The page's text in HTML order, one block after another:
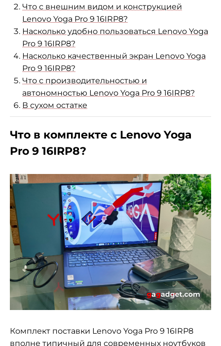
Что с внешним видом и конструкцией
Lenovo Yoga Pro 9 16IRP8?
Насколько удобно пользоваться Lenovo Yoga
Pro 9 16IRP8?
Насколько качественный экран Lenovo Yoga
Pro 9 16IRP8?
Что с производительностью и
автономностью Lenovo Yoga Pro 9 16IRP8?
В сухом остатке
Что в комплекте с Lenovo Yoga
Pro 9 16IRP8?
Комплект поставки Lenovo Yoga Pro 9 16IRP8
вполне типичный для современных ноутбуков